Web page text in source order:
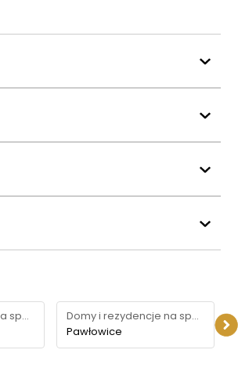
Domy i rezydencje na sprzedaż
Domy i rezydencje na sprzedaż
Pawłowice